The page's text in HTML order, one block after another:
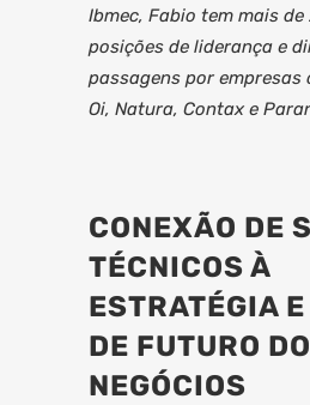
Ibmec, Fabio tem mais
posições de liderança e
passagens por empresas
Oi, Natura, Contax e
CONEXÃO DE
TÉCNICOS À
ESTRATÉGIA
DE FUTURO
NEGÓCIOS